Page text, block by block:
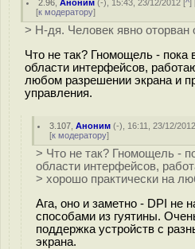
2.96 ,Аноним (-), 15:43, 23/12/2012 [^]
[к модератору]
> Н-дя. Человек явно оторван
Что не так? Гномощель - пока
области интерфейсов,
любом разрешении экрана и
управления.
3.107 ,Аноним (-), 16:11, 23/12/
[к модератору]
> Что не так? Гномощель -
области интерфейсов,
> хорошо практически на
Ага, оно и заметно - DPI не
способами из гуятины.
поддержка устройств с
экрана.